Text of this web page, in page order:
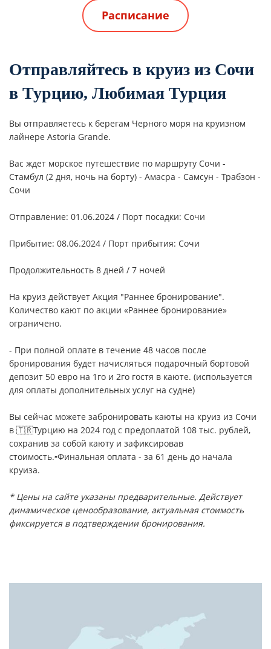
Расписание
Отправляйтесь в круиз из Сочи
в Турцию, Любимая Турция
Вы отправляетесь к берегам Черного моря на круизном
лайнере Astoria Grande.
Вас ждет морское путешествие по маршруту Сочи -
Стамбул (2 дня, ночь на борту) - Амасра - Самсун - Трабзон -
Сочи
Отправление: 01.06.2024 / Порт посадки: Сочи
Прибытие: 08.06.2024 / Порт прибытия: Сочи
Продолжительность 8 дней / 7 ночей
На круиз действует Акция "Раннее бронирование".
Количество кают по акции «Раннее бронирование»
ограничено.
- При полной оплате в течение 48 часов после
бронирования будет начисляться подарочный бортовой
депозит 50 евро на 1го и 2го гостя в каюте. (используется
для оплаты дополнительных услуг на судне)
Вы сейчас можете забронировать каюты на круиз из Сочи
в 🇹🇷Турцию на 2024 год с предоплатой 108 тыс. рублей,
сохранив за собой каюту и зафиксировав
стоимость.▫️Финальная оплата - за 61 день до начала
круиза.
* Цены на сайте указаны предварительные. Действует
динамическое ценообразование, актуальная стоимость
фиксируется в подтверждении бронирования.